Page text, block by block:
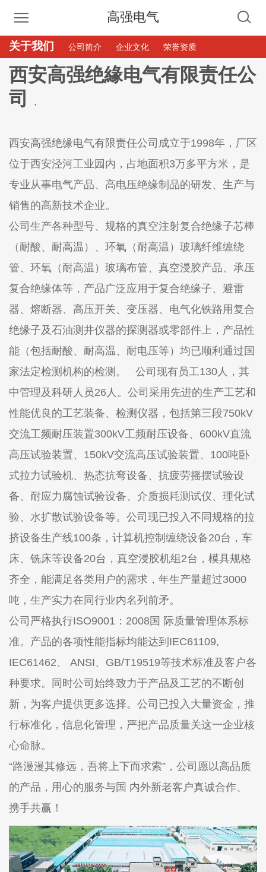
高强电气
关于我们 公司简介 企业文化 荣誉资质
西安高强绝緣电气有限责任公
司
,
西安高强绝缘电气有限责任公司成立于1998年，厂区
位于西安泾河工业园内，占地面积3万多平方米，是
专业从事电气产品、高电压绝缘制品的研发、生产与
销售的高新技术企业。
公司生产各种型号、规格的真空注射复合绝缘子芯棒
（耐酸、耐高温）、环氧（耐高温）玻璃纤维缠绕
管、环氧（耐高温）玻璃布管、真空浸胶产品、承压
复合绝缘体等，产品广泛应用于复合绝缘子、避雷
器、熔断器、高压开关、变压器、电气化铁路用复合
绝缘子及石油测井仪器的探测器或零部件上，产品性
能（包括耐酸、耐高温、耐电压等）均已顺利通过国
家法定检测机构的检测。 公司现有员工130人，其
中管理及科研人员26人。公司采用先进的生产工艺和
性能优良的工艺装备、检测仪器，包括第三段750kV
交流工频耐压装置300kV工频耐压设备、600kV直流
高压试验装置、150kV交流高压试验装置、100吨卧
式拉力试验机、热态抗弯设备、抗疲劳摇摆试验设
备、耐应力腐蚀试验设备、介质损耗测试仪、理化试
验、水扩散试验设备等。公司现已投入不同规格的拉
挤设备生产线100条，计算机控制缠绕设备20台，车
床、铣床等设备20台，真空浸胶机组2台，模具规格
齐全，能满足各类用户的需求，年生产量超过3000
吨，生产实力在同行业内名列前矛。
公司严格执行ISO9001：2008国 际质量管理体系标
准。产品的各项性能指标均能达到IEC61109,
IEC61462、 ANSI、GB/T19519等技术标准及客户各
种要求。同时公司始终致力于产品及工艺的不断创
新，为客户提供更多选择。公司已投入大量资金，推
行标准化，信息化管理，严把产品质量关这一企业核
心命脉。
“路漫漫其修远，吾将上下而求索”，公司愿以高品质
的产品，用心的服务与国 内外新老客户真诚合作、
携手共赢！